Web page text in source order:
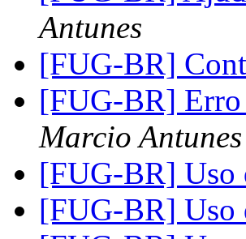
Antunes
[FUG-BR]
[FUG-BR] Erro
Marcio Antunes
[FUG-BR] Uso
[FUG-BR] Uso